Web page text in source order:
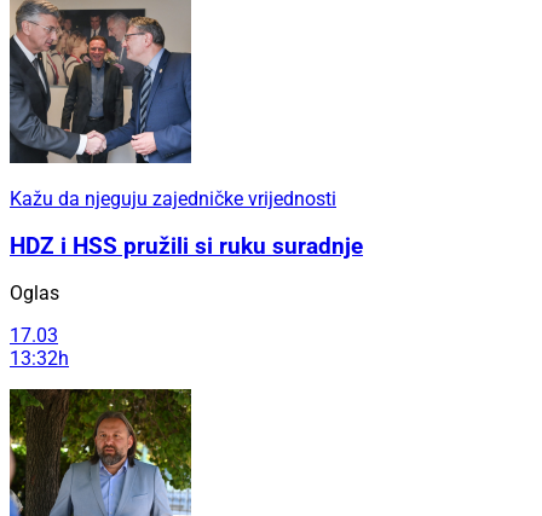
Kažu da njeguju zajedničke vrijednosti
HDZ i HSS pružili si ruku suradnje
Oglas
17.03
13:32h